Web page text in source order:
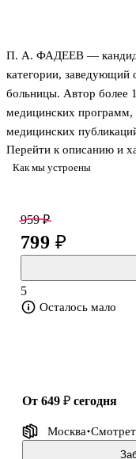
Как мы устроены
П. А. ФАДЕЕВ —
категории, заведующий
больницы. Автор более
медицинских программ,
медицинских
будет полезна и врачам,
количества времени
современные сведения,
рекомендациям
ассоциаций и
врача, лечащего это
Перейти к описанию и
959 ₽
799 ₽
5
Осталось мало
от 649 ₽ сегодня
Москва